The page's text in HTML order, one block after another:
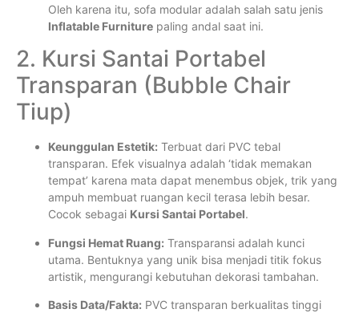
Oleh karena itu, sofa modular adalah salah satu jenis
Inflatable Furniture paling andal saat ini.
2. Kursi Santai Portabel
Transparan (Bubble Chair
Tiup)
Keunggulan Estetik: Terbuat dari PVC tebal
transparan. Efek visualnya adalah ‘tidak memakan
tempat’ karena mata dapat menembus objek, trik yang
ampuh membuat ruangan kecil terasa lebih besar.
Cocok sebagai Kursi Santai Portabel.
Fungsi Hemat Ruang: Transparansi adalah kunci
utama. Bentuknya yang unik bisa menjadi titik fokus
artistik, mengurangi kebutuhan dekorasi tambahan.
Basis Data/Fakta: PVC transparan berkualitas tinggi